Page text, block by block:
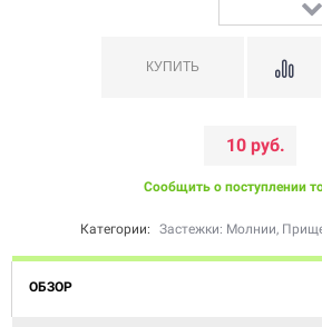
10 руб.
Сообщить о поступлении
Категории: Застежки: Молнии,
ОБЗОР